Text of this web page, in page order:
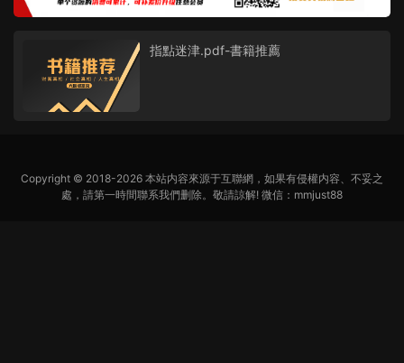
指點迷津.pdf-書籍推薦
Copyright © 2018-2026 本站内容來源于互聯網，如果有侵權内容、不妥之
處，請第一時間聯系我們删除。敬請諒解! 微信：mmjust88